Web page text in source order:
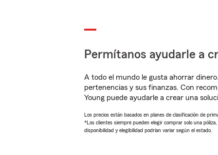
Permítanos ayudarle a
A todo el mundo le gusta ahorrar
pertenencias y sus finanzas. Con
Young puede ayudarle a crear una
Los precios están basados en planes de clasificación de
*Los clientes siempre pueden elegir comprar solo una
disponibilidad y elegibilidad podrían variar según el estado.